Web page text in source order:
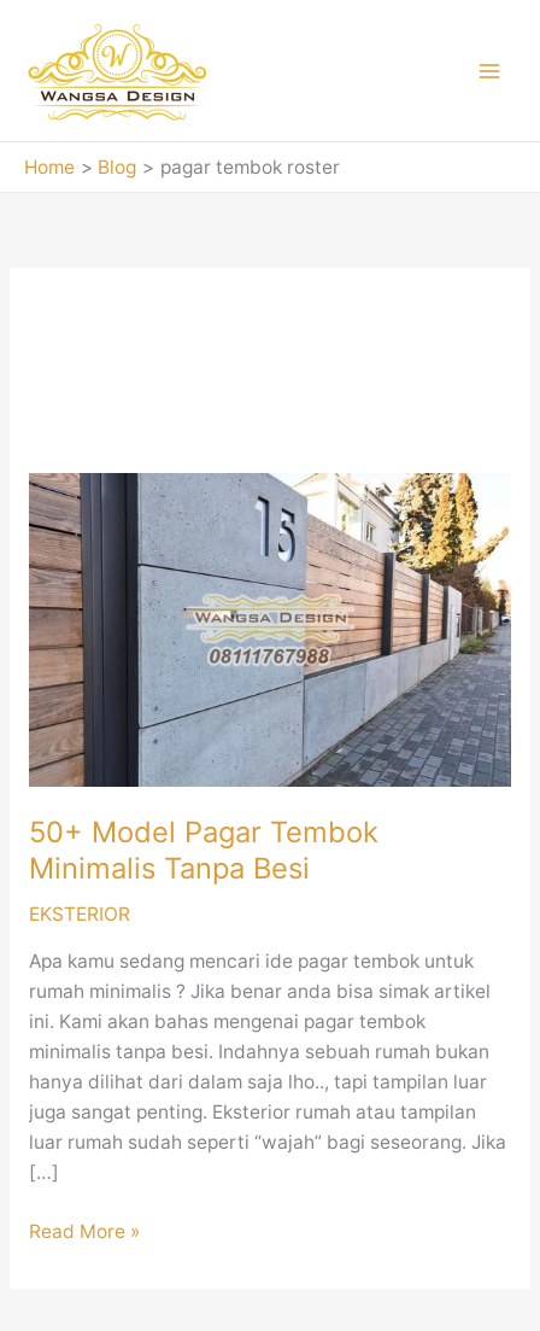
content
Home Blog pagar tembok roster
50+ Model Pagar Tembok
Minimalis Tanpa Besi
EKSTERIOR
Apa kamu sedang mencari ide pagar tembok untuk
rumah minimalis ? Jika benar anda bisa simak artikel
ini. Kami akan bahas mengenai pagar tembok
minimalis tanpa besi. Indahnya sebuah rumah bukan
hanya dilihat dari dalam saja lho.., tapi tampilan luar
juga sangat penting. Eksterior rumah atau tampilan
luar rumah sudah seperti “wajah” bagi seseorang. Jika
[…]
50+
Model
Pagar
Tembok
Minimalis
Tanpa
Besi
Read More »